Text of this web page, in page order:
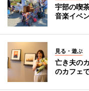
宇部の喫
音楽イベ
見る・遊ぶ
亡き夫の
のカフェ